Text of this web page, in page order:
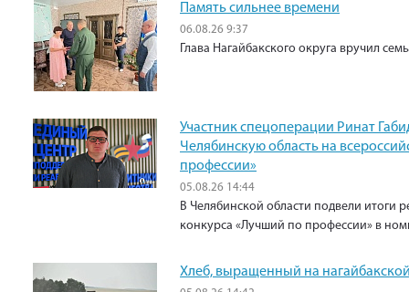
Память сильнее времени
06.08.26 9:37
Глава Нагайбакского округа вручил
Участник спецоперации Ринат
Челябинскую область на
профессии»
05.08.26 14:44
В Челябинской области подвели итоги
конкурса «Лучший по профессии» в
Хлеб, выращенный на